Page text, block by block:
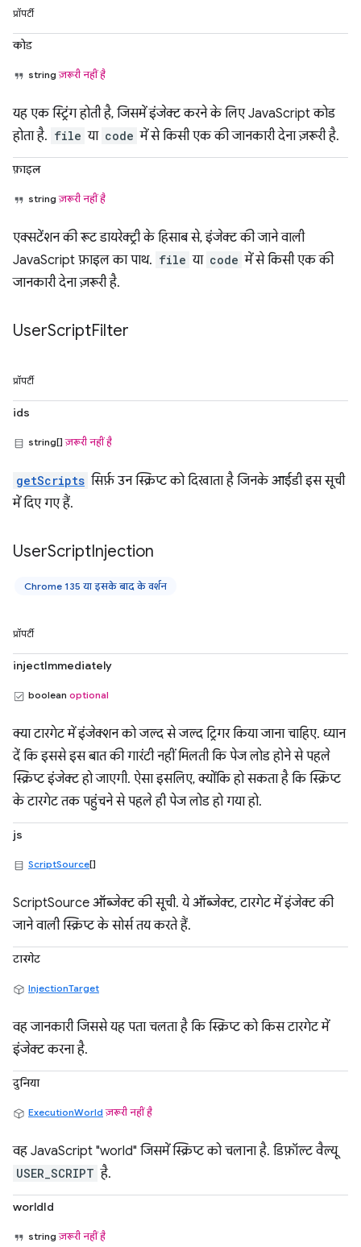
प्रॉपर्टी
कोड
stringज़रूरी नहीं है
यह एक स्ट्रिंग होती है, जिसमें इंजेक्ट करने के लिए JavaScript कोड
होता है. file या code में से किसी एक की जानकारी देना ज़रूरी है.
फ़ाइल
stringज़रूरी नहीं है
एक्सटेंशन की रूट डायरेक्ट्री के हिसाब से, इंजेक्ट की जाने वाली
JavaScript फ़ाइल का पाथ. file या code में से किसी एक की
जानकारी देना ज़रूरी है.
UserScriptFilter
प्रॉपर्टी
ids
string[]ज़रूरी नहीं है
getScripts सिर्फ़ उन स्क्रिप्ट को दिखाता है जिनके आईडी इस सूची
में दिए गए हैं.
UserScriptInjection
Chrome 135 या इसके बाद के वर्शन
प्रॉपर्टी
injectImmediately
boolean optional
क्या टारगेट में इंजेक्शन को जल्द से जल्द ट्रिगर किया जाना चाहिए. ध्यान
दें कि इससे इस बात की गारंटी नहीं मिलती कि पेज लोड होने से पहले
स्क्रिप्ट इंजेक्ट हो जाएगी. ऐसा इसलिए, क्योंकि हो सकता है कि स्क्रिप्ट
के टारगेट तक पहुंचने से पहले ही पेज लोड हो गया हो.
js
ScriptSource[]
ScriptSource ऑब्जेक्ट की सूची. ये ऑब्जेक्ट, टारगेट में इंजेक्ट की
जाने वाली स्क्रिप्ट के सोर्स तय करते हैं.
टारगेट
InjectionTarget
वह जानकारी जिससे यह पता चलता है कि स्क्रिप्ट को किस टारगेट में
इंजेक्ट करना है.
दुनिया
ExecutionWorld ज़रूरी नहीं है
वह JavaScript "world" जिसमें स्क्रिप्ट को चलाना है. डिफ़ॉल्ट वैल्यू
USER_SCRIPT है.
worldId
stringज़रूरी नहीं है